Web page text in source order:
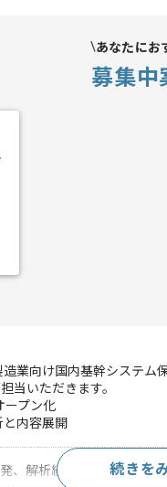
あなたにお
募集中
業向け国内基幹システム
当いただきます。
プン化
内容展開
、解析経験 続きを